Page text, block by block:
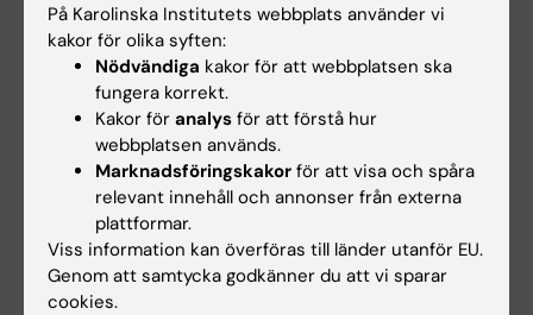
Lyssnarfrågan #23: Varför avstår en del kvinnor
screening för hpv?
Medicinvetarna #161
På Karolinska Institutets webbplats använder vi
kakor för olika syften:
Nödvändiga kakor för att webbplatsen ska
fungera korrekt.
Kakor för analys för att förstå hur
webbplatsen används.
Marknadsföringskakor för att visa och spåra
relevant innehåll och annonser från externa
plattformar.
Viss information kan överföras till länder utanför EU.
Genom att samtycka godkänner du att vi sparar
cookies.